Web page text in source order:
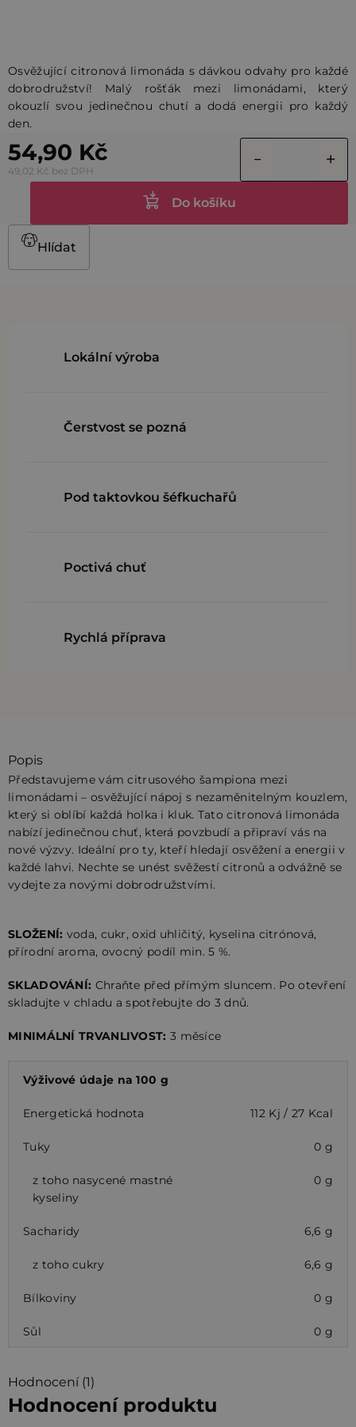
Osvěžující citronová limonáda s dávkou odvahy pro každé
dobrodružství! Malý rošťák mezi limonádami, který
okouzlí svou jedinečnou chutí a dodá energii pro každý
den.
54,90 Kč
49,02 Kč bez DPH
Do košíku
Hlídat
Lokální výroba
Čerstvost se pozná
Pod taktovkou šéfkuchařů
Poctivá chuť
Rychlá příprava
Popis
Představujeme vám citrusového šampiona mezi
limonádami – osvěžující nápoj s nezaměnitelným kouzlem,
který si oblíbí každá holka i kluk. Tato citronová limonáda
nabízí jedinečnou chuť, která povzbudí a připraví vás na
nové výzvy. Ideální pro ty, kteří hledají osvěžení a energii v
každé lahvi. Nechte se unést svěžestí citronů a odvážně se
vydejte za novými dobrodružstvími.
SLOŽENÍ: voda, cukr, oxid uhličitý, kyselina citrónová,
přírodní aroma, ovocný podíl min. 5 %.
SKLADOVÁNÍ: Chraňte před přímým sluncem. Po otevření
skladujte v chladu a spotřebujte do 3 dnů.
MINIMÁLNÍ TRVANLIVOST: 3 měsíce
Výživové údaje na 100 g
Energetická hodnota 112 Kj / 27 Kcal
Tuky 0 g
z toho nasycené mastné
kyseliny
0 g
Sacharidy 6,6 g
z toho cukry 6,6 g
Bílkoviny 0 g
Sůl 0 g
Hodnocení (1)
Hodnocení produktu